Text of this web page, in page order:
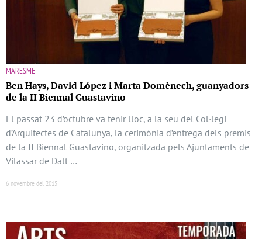
MARESME
Ben Hays, David López i Marta Domènech, guanyadors
de la II Biennal Guastavino
El passat 23 d’octubre va tenir lloc, a la seu del Col·legi
d’Arquitectes de Catalunya, la cerimònia d’entrega dels premis
de la II Biennal Guastavino, organitzada pels Ajuntaments de
Vilassar de Dalt …
6 novembre del 2015